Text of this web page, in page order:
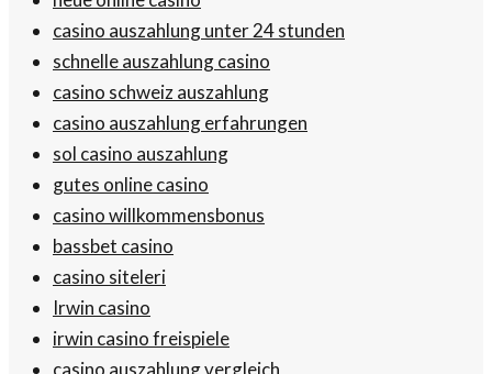
casino auszahlung unter 24 stunden
schnelle auszahlung casino
casino schweiz auszahlung
casino auszahlung erfahrungen
sol casino auszahlung
gutes online casino
casino willkommensbonus
bassbet casino
casino siteleri
Irwin casino
irwin casino freispiele
casino auszahlung vergleich